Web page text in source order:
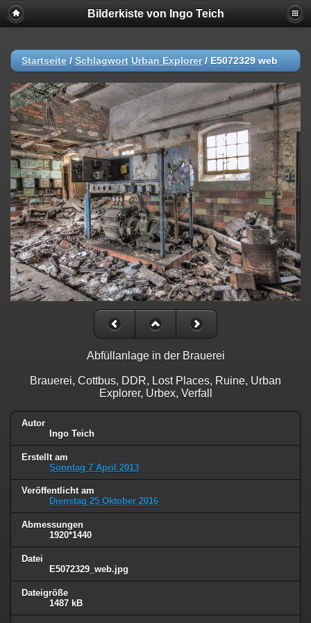
Bilderkiste von Ingo Teich
Startseite / Schlagwort Urban Explorer/ E5072329 web
Abfüllanlage in der Brauerei
Brauerei, Cottbus, DDR, Lost Places, Ruine, Urban
Explorer, Urbex, Verfall
Autor
Ingo Teich
Erstellt am
Sonntag 7 April 2013
Veröffentlicht am
Dienstag 25 Oktober 2016
Abmessungen
1920*1440
Datei
E5072329_web.jpg
Dateigröße
1487 kB